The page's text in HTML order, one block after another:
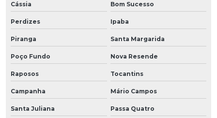
Cássia Bom Sucesso
Perdizes Ipaba
Piranga Santa Margarida
Poço Fundo Nova Resende
Raposos Tocantins
Campanha Mário Campos
Santa Juliana Passa Quatro